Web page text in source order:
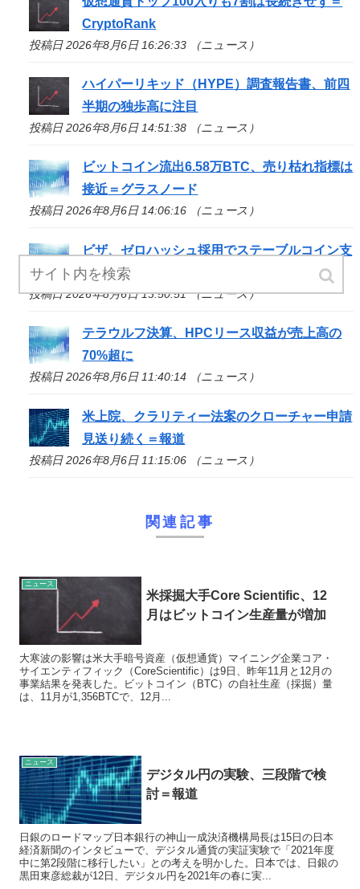
CryptoRank
投稿日 2026年8月6日 16:26:33 （ニュース）
ハイパーリキッド（HYPE）調査報告書、前四
半期の独歩高に注目
投稿日 2026年8月6日 14:51:38 （ニュース）
ビットコイン流出6.58万BTC、売り枯れ指標は
接近＝グラスノード
投稿日 2026年8月6日 14:06:16 （ニュース）
ビザ、ゼロハッシュ採用でステーブルコイン支
払い対応へ
投稿日 2026年8月6日 13:50:51 （ニュース）
テラウルフ決算、HPCリース収益が売上高の
70%超に
投稿日 2026年8月6日 11:40:14 （ニュース）
米上院、クラリティー法案のクローチャー申請
見送り続く＝報道
投稿日 2026年8月6日 11:15:06 （ニュース）
関連記事
ニュース
米採掘大手Core Scientific、12
月はビットコイン生産量が増加
大寒波の影響は米大手暗号資産（仮想通貨）マイニング企業コア・
サイエンティフィック（CoreScientific）は9日、昨年11月と12月の
事業結果を発表した。ビットコイン（BTC）の自社生産（採掘）量
は、11月が1,356BTCで、12月...
ニュース
デジタル円の実験、三段階で検
討＝報道
日銀のロードマップ日本銀行の神山一成決済機構局長は15日の日本
経済新聞のインタビューで、デジタル通貨の実証実験で「2021年度
中に第2段階に移行したい」との考えを明かした。日本では、日銀の
黒田東彦総裁が12日、デジタル円を2021年の春に実...